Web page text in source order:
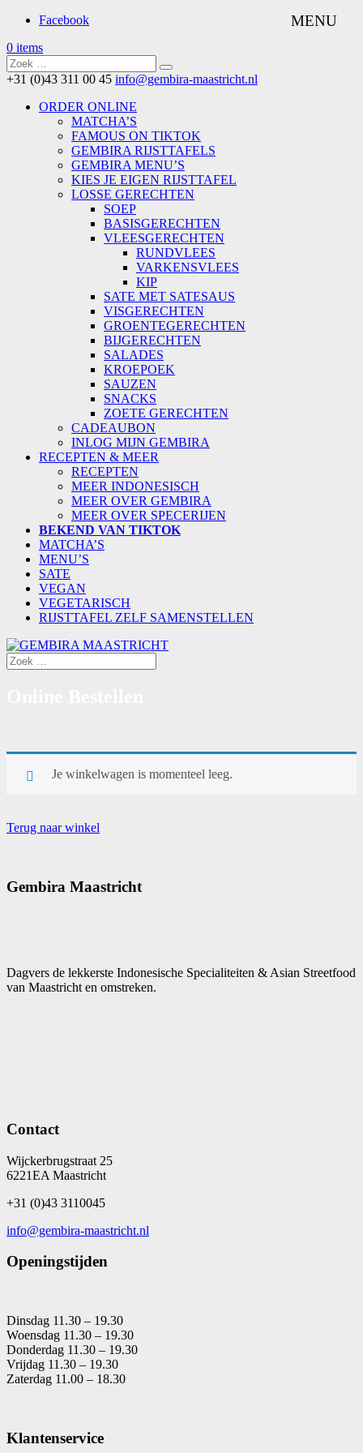
Facebook
0 items
+31 (0)43 311 00 45 info@gembira-maastricht.nl
ORDER ONLINE
MATCHA’S
FAMOUS ON TIKTOK
GEMBIRA RIJSTTAFELS
GEMBIRA MENU’S
KIES JE EIGEN RIJSTTAFEL
LOSSE GERECHTEN
SOEP
BASISGERECHTEN
VLEESGERECHTEN
RUNDVLEES
VARKENSVLEES
KIP
SATE MET SATESAUS
VISGERECHTEN
GROENTEGERECHTEN
BIJGERECHTEN
SALADES
KROEPOEK
SAUZEN
SNACKS
ZOETE GERECHTEN
CADEAUBON
INLOG MIJN GEMBIRA
RECEPTEN & MEER
RECEPTEN
MEER INDONESISCH
MEER OVER GEMBIRA
MEER OVER SPECERIJEN
BEKEND VAN TIKTOK
MATCHA’S
MENU’S
SATE
VEGAN
VEGETARISCH
RIJSTTAFEL ZELF SAMENSTELLEN
Je winkelwagen is momenteel leeg.
Terug naar winkel
Gembira Maastricht
Dagvers de lekkerste Indonesische Specialiteiten & Asian Streetfood
van Maastricht en omstreken.
Contact
Wijckerbrugstraat 25
6221EA Maastricht
+31 (0)43 3110045
info@gembira-maastricht.nl
Openingstijden
Dinsdag 11.30 – 19.30
Woensdag 11.30 – 19.30
Donderdag 11.30 – 19.30
Vrijdag 11.30 – 19.30
Zaterdag 11.00 – 18.30
Klantenservice